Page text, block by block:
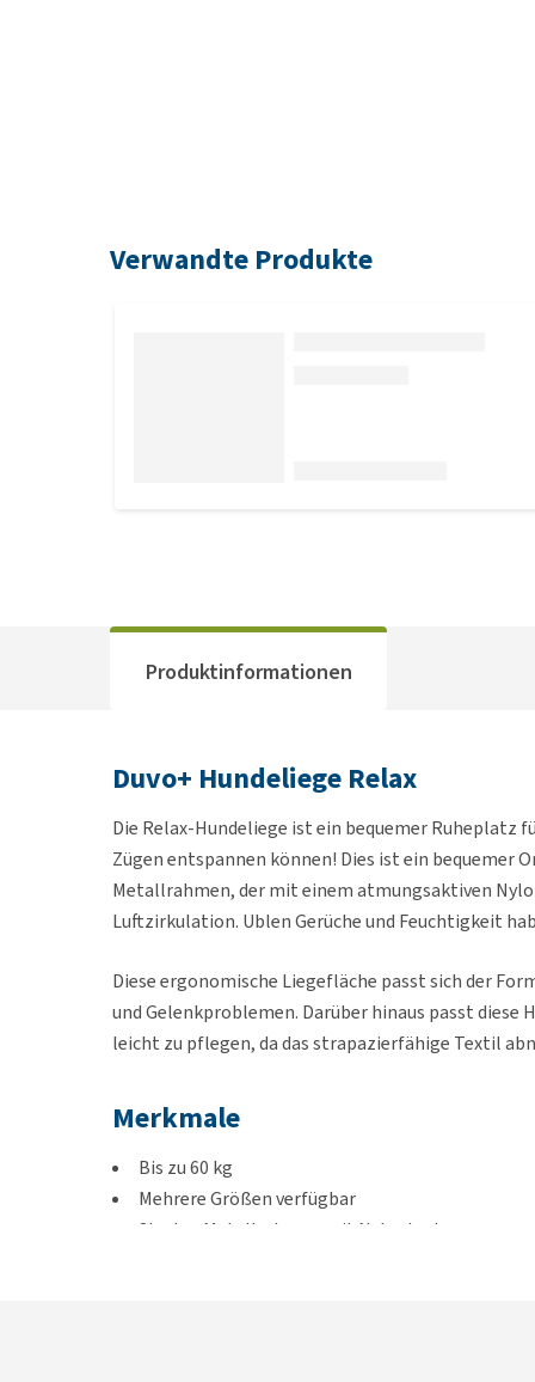
Verwandte Produkte
Produktinformationen
Duvo+ Hundeliege Relax
Die Relax-Hundeliege ist ein bequemer Ruheplatz
Zügen entspannen können! Dies ist ein bequemer
Metallrahmen, der mit einem atmungsaktiven
Luftzirkulation. Ublen Gerüche und Feuchtigkeit
Diese ergonomische Liegefläche passt sich der
und Gelenkproblemen. Darüber hinaus passt
leicht zu pflegen, da das strapazierfähige Textil
Merkmale
Bis zu 60 kg
Mehrere Größen verfügbar
Starker Metallrahmen mit Nylontuch